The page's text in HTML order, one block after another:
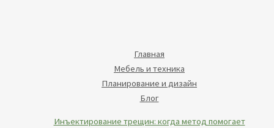
Главная
Мебель и техника
Планирование и дизайн
Блог
Инъектирование трещин: когда метод помогает